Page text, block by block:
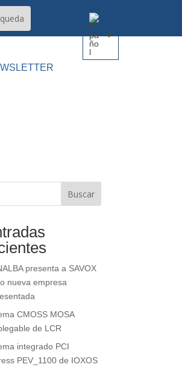
Buscar
presenta a SAVOX
nueva empresa
CMOSS MOSA
de LCR
integrado PCI
PEV_1100 de IOXOS